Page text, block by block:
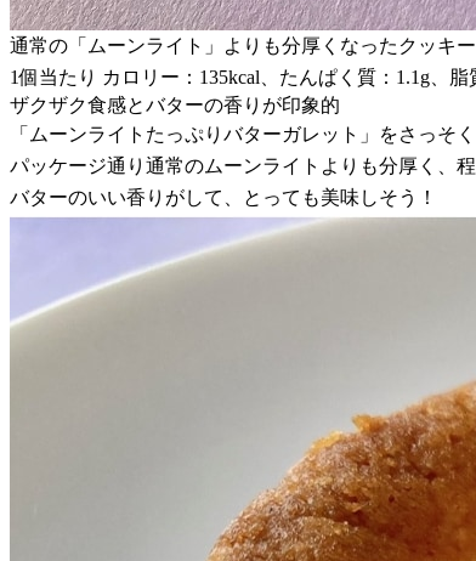
通常の「ムーンライト」よりも分厚くなったクッキー
1個当たり カロリー：135kcal、たんぱく質：1.1g、
ザクザク食感とバターの香りが印象的
「ムーンライトたっぷりバターガレット」をさっそ
パッケージ通り通常のムーンライトよりも分厚く、
バターのいい香りがして、とっても美味しそう！